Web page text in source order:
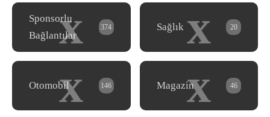
x
Sponsorlu
Bağlantılar
374 x
Sağlık 20
x
Otomobil 146 x
Magazin 46